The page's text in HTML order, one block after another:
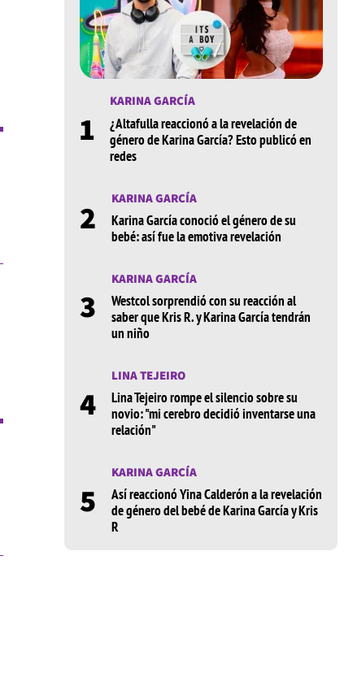
1
KARINA GARCÍA
¿Altafulla reaccionó a la revelación de
género de Karina García? Esto publicó en
redes
2
KARINA GARCÍA
Karina García conoció el género de su
bebé: así fue la emotiva revelación
3
KARINA GARCÍA
Westcol sorprendió con su reacción al
saber que Kris R. y Karina García tendrán
un niño
4
LINA TEJEIRO
Lina Tejeiro rompe el silencio sobre su
novio: "mi cerebro decidió inventarse una
relación"
5
KARINA GARCÍA
Así reaccionó Yina Calderón a la revelación
de género del bebé de Karina García y Kris
R